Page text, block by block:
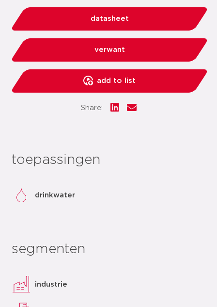
datasheet
verwant
add to list
Share:
toepassingen
drinkwater
segmenten
industrie